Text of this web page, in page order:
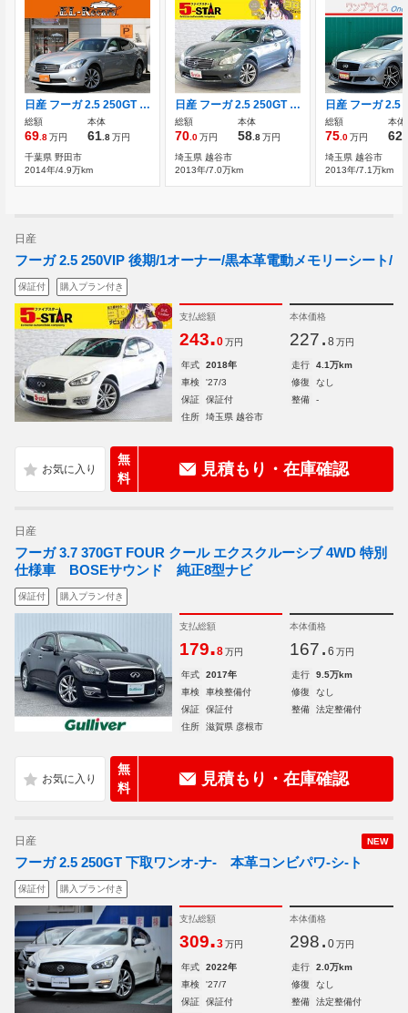
日産 フーガ 2.5 250GT 電動シート・クルーズコントロール・純正HD
総額
69.8万円
本体
61.8万円
千葉県 野田市
2014年/4.9万km
日産 フーガ 2.5 250GT 電動メモリーシート/クルーズコントロール/
総額
70.0万円
本体
58.8万円
埼玉県 越谷市
2013年/7.0万km
総額
75.0万円
本体
62
埼玉県 越谷市
2013年/7.1万km
日産
フーガ 2.5 250VIP 後期/1オーナー/黒本革電動メモリーシート/
保証付 購入プラン付き
支払総額
243.0 万円
本体価格
227. 8 万円
年式 2018年 走行
4.1万km
車検
'27/3 修復
なし
保証
保証付 整備
-
住所
埼玉県 越谷市
無
料
見積もり・在庫確認
日産
フーガ 3.7 370GT FOUR クール エクスクルーシブ 4WD 特別
仕様車 BOSEサウンド 純正8型ナビ
保証付 購入プラン付き
支払総額
179.8 万円
本体価格
167. 6 万円
年式 2017年 走行
9.5万km
車検
車検整備付 修復
なし
保証
保証付 整備
法定整備付
住所
滋賀県 彦根市
無
料
見積もり・在庫確認
NEW
日産
フーガ 2.5 250GT 下取ワンオ-ナ- 本革コンビパワ-シ-ト
保証付 購入プラン付き
支払総額
309.3 万円
本体価格
298. 0 万円
年式 2022年 走行
2.0万km
車検
'27/7 修復
なし
保証
保証付 整備
法定整備付